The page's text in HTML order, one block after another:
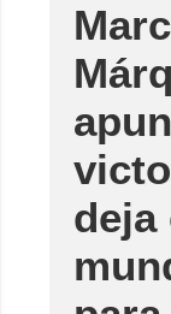
Marc
deja